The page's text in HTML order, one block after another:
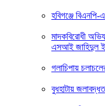
হবিগঞ্জে বিএনপি-
মাদকবিরোধী
এসআই জাহিদুল
গলাচিপায়
বুধহাটায়